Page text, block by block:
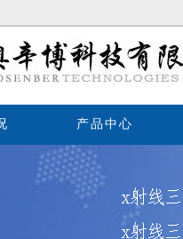
产品中心